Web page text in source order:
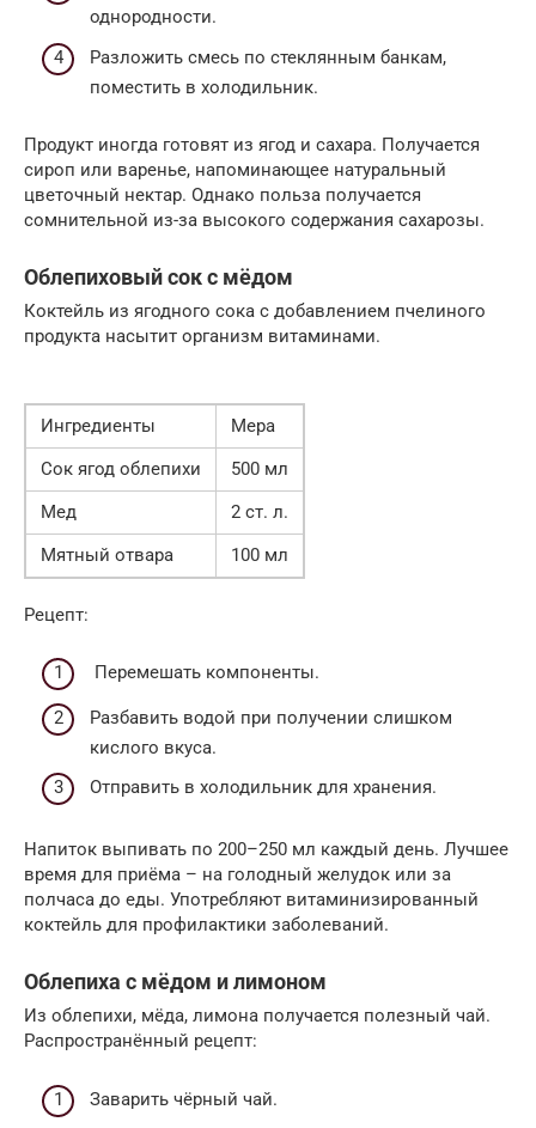
однородности.
Разложить смесь по стеклянным банкам,
поместить в холодильник.
Продукт иногда готовят из ягод и сахара. Получается
сироп или варенье, напоминающее натуральный
цветочный нектар. Однако польза получается
сомнительной из-за высокого содержания сахарозы.
Облепиховый сок с мёдом
Коктейль из ягодного сока с добавлением пчелиного
продукта насытит организм витаминами.
Ингредиенты
Мера
Сок ягод облепихи
500 мл
Мед
2 ст. л.
Мятный отвара
100 мл
Рецепт:
Перемешать компоненты.
Разбавить водой при получении слишком
кислого вкуса.
Отправить в холодильник для хранения.
Напиток выпивать по 200–250 мл каждый день. Лучшее
время для приёма – на голодный желудок или за
полчаса до еды. Употребляют витаминизированный
коктейль для профилактики заболеваний.
Облепиха с мёдом и лимоном
Из облепихи, мёда, лимона получается полезный чай.
Распространённый рецепт:
Заварить чёрный чай.